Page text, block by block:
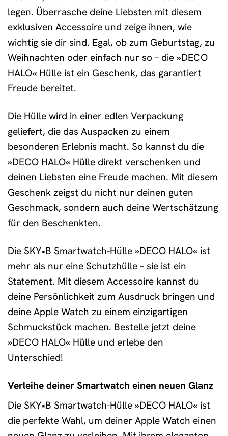
legen. Überrasche deine Liebsten mit diesem
exklusiven Accessoire und zeige ihnen, wie
wichtig sie dir sind. Egal, ob zum Geburtstag, zu
Weihnachten oder einfach nur so – die »DECO
HALO« Hülle ist ein Geschenk, das garantiert
Freude bereitet.
Die Hülle wird in einer edlen Verpackung
geliefert, die das Auspacken zu einem
besonderen Erlebnis macht. So kannst du die
»DECO HALO« Hülle direkt verschenken und
deinen Liebsten eine Freude machen. Mit diesem
Geschenk zeigst du nicht nur deinen guten
Geschmack, sondern auch deine Wertschätzung
für den Beschenkten.
Die SKY•B Smartwatch-Hülle »DECO HALO« ist
mehr als nur eine Schutzhülle – sie ist ein
Statement. Mit diesem Accessoire kannst du
deine Persönlichkeit zum Ausdruck bringen und
deine Apple Watch zu einem einzigartigen
Schmuckstück machen. Bestelle jetzt deine
»DECO HALO« Hülle und erlebe den
Unterschied!
Verleihe deiner Smartwatch einen neuen Glanz
Die SKY•B Smartwatch-Hülle »DECO HALO« ist
die perfekte Wahl, um deiner Apple Watch einen